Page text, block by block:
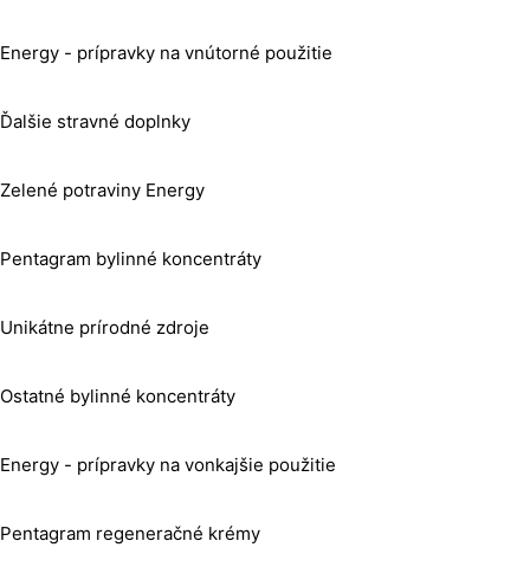
Energy - prípravky na vnútorné použitie
Ďalšie stravné doplnky
Zelené potraviny Energy
Pentagram bylinné koncentráty
Unikátne prírodné zdroje
Ostatné bylinné koncentráty
Energy - prípravky na vonkajšie použitie
Pentagram regeneračné krémy